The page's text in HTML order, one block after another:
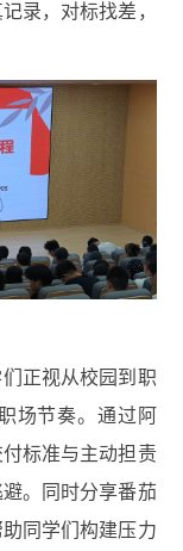
录，对标找差，
正视从校园到职
场节奏。通过阿
标准与主动担责
。同时分享番茄
同学们构建压力